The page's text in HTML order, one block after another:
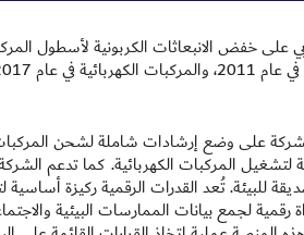
على خفض الانبعاثات الكربونية لأسطول
على وضع إرشادات شاملة لشحن المركبات
المركبات الكهربائية. كما تدعم
رقمية لجمع بيانات الممارسات البيئية